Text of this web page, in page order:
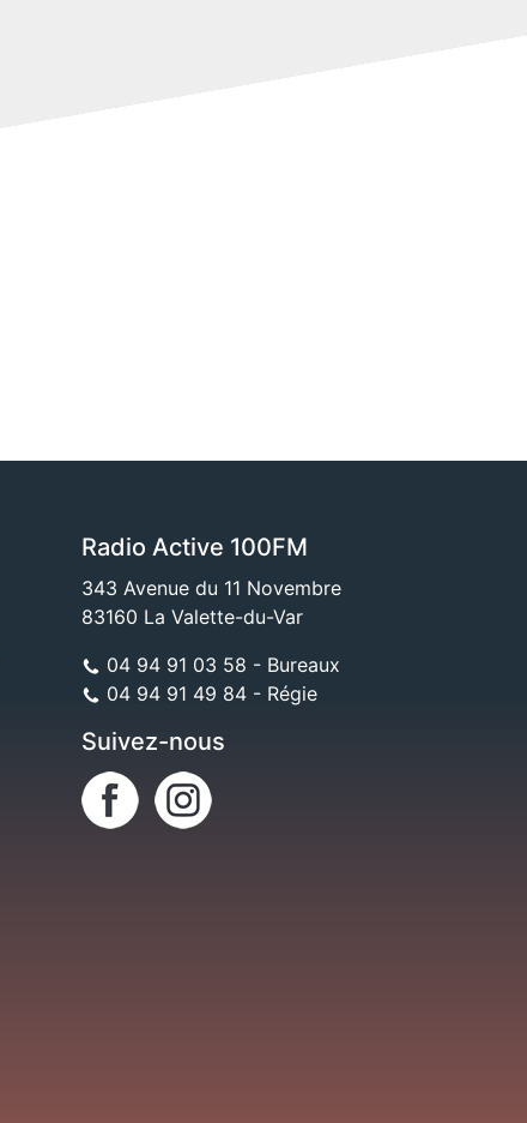
Radio Active 100FM
343 Avenue du 11 Novembre
83160 La Valette-du-Var
04 94 91 03 58 - Bureaux
04 94 91 49 84 - Régie
Suivez-nous